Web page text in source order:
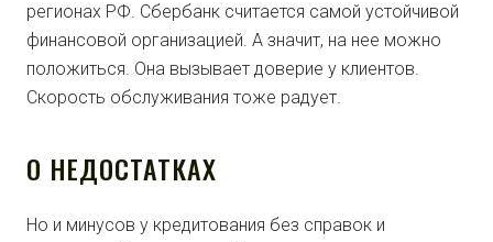
регионах РФ. Сбербанк считается самой устойчивой
финансовой организацией. А значит, на нее можно
положиться. Она вызывает доверие у клиентов.
Скорость обслуживания тоже радует.
О НЕДОСТАТКАХ
Но и минусов у кредитования без справок и